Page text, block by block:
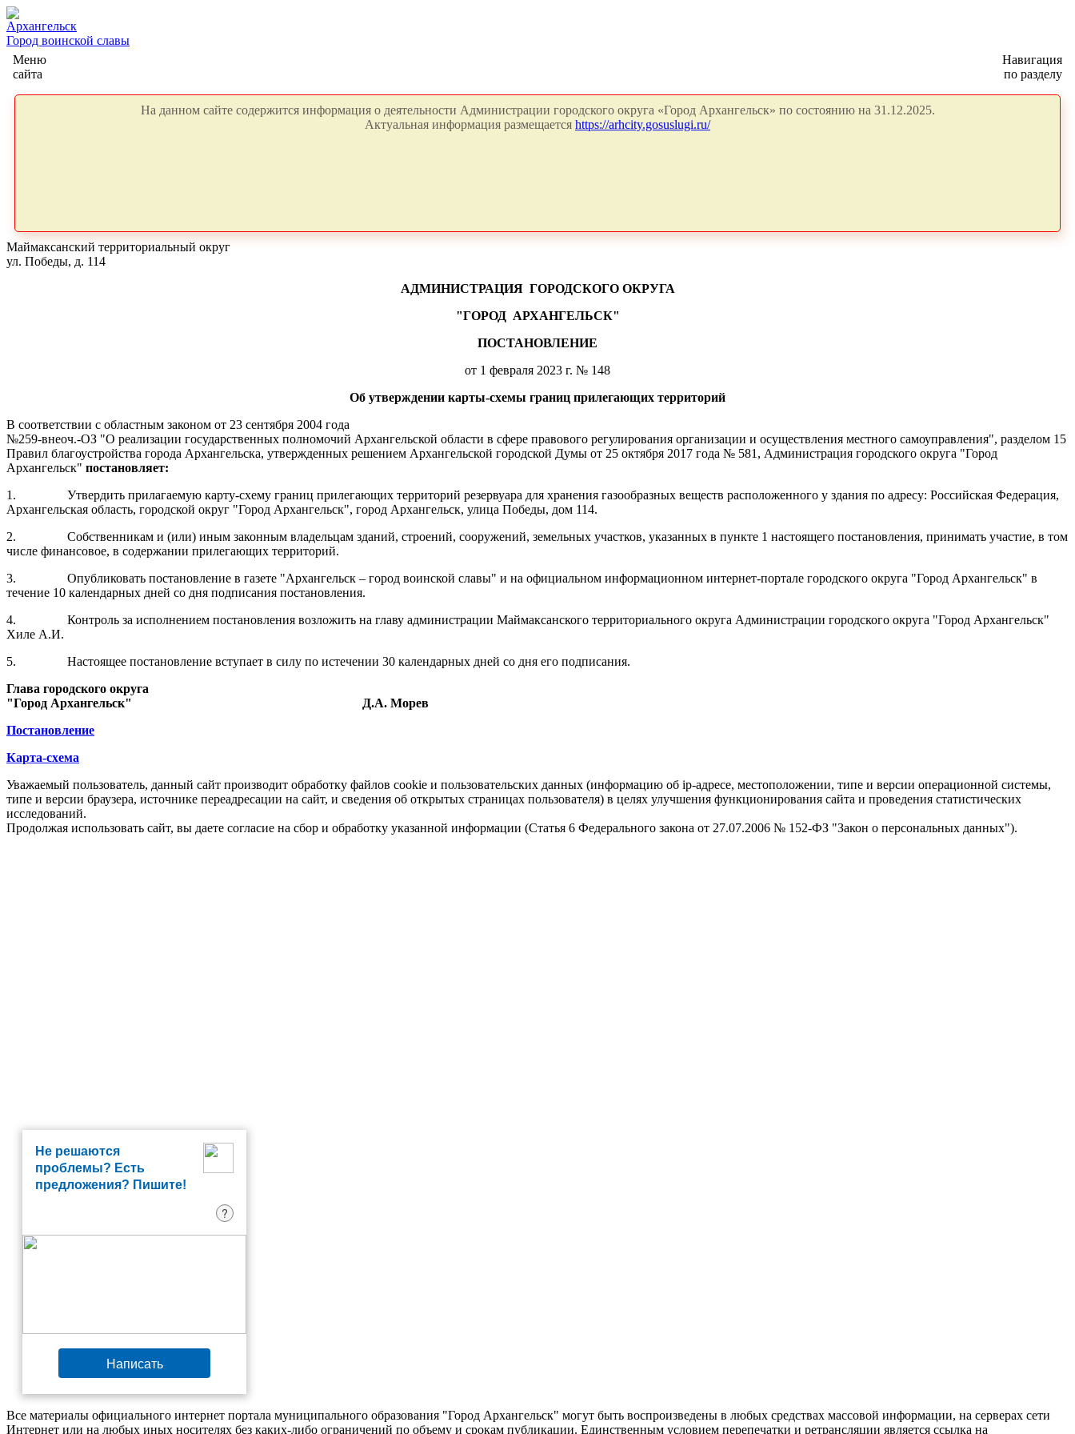
Архангельск
Город воинской славы
Меню
сайта
Навигация
по разделу
На данном сайте содержится информация о деятельности Администрации городского округа «Город Архангельск» по состоянию на 31.12.2025.
Актуальная информация размещается https://arhcity.gosuslugi.ru/
Маймаксанский территориальный округ
ул. Победы, д. 114
АДМИНИСТРАЦИЯ ГОРОДСКОГО ОКРУГА
"ГОРОД АРХАНГЕЛЬСК"
ПОСТАНОВЛЕНИЕ
от 1 февраля 2023 г. № 148
Об утверждении карты-схемы границ прилегающих территорий
В соответствии с областным законом от 23 сентября 2004 года
№259-внеоч.-ОЗ "О реализации государственных полномочий Архангельской области в сфере правового регулирования организации и осуществления местного самоуправления", разделом 15
Правил благоустройства города Архангельска, утвержденных решением Архангельской городской Думы от 25 октября 2017 года № 581, Администрация городского округа "Город
Архангельск" постановляет:
1.
Утвердить прилагаемую карту-схему границ прилегающих территорий резервуара для хранения газообразных веществ расположенного у здания по адресу: Российская Федерация,
Архангельская область, городской округ "Город Архангельск", город Архангельск, улица Победы, дом 114.
2.
Собственникам и (или) иным законным владельцам зданий, строений, сооружений, земельных участков, указанных в пункте 1 настоящего постановления, принимать участие, в том
числе финансовое, в содержании прилегающих территорий.
3.
Опубликовать постановление в газете "Архангельск – город воинской славы" и на официальном информационном интернет-портале городского округа "Город Архангельск" в
течение 10 календарных дней со дня подписания постановления.
4.
Контроль за исполнением постановления возложить на главу администрации Маймаксанского территориального округа Администрации городского округа "Город Архангельск"
Хиле А.И.
5.
Настоящее постановление вступает в силу по истечении 30 календарных дней со дня его подписания.
Глава городского округа
"Город Архангельск"
Д.А. Морев
Постановление
Карта-схема
Уважаемый пользователь, данный сайт производит обработку файлов cookie и пользовательских данных (информацию об ip-адресе, местоположении, типе и версии операционной системы,
типе и версии браузера, источнике переадресации на сайт, и сведения об открытых страницах пользователя) в целях улучшения функционирования сайта и проведения статистических
исследований.
Продолжая использовать сайт, вы даете согласие на сбор и обработку указанной информации (Статья 6 Федерального закона от 27.07.2006 № 152-ФЗ "Закон о персональных данных").
Не решаются
проблемы? Есть
предложения? Пишите!
?
Написать
Все материалы официального интернет портала муниципального образования "Город Архангельск" могут быть воспроизведены в любых средствах массовой информации, на серверах сети
Интернет или на любых иных носителях без каких-либо ограничений по объему и срокам публикации. Единственным условием перепечатки и ретрансляции является ссылка на